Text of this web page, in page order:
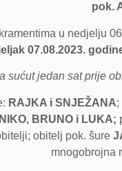
pok.
u nedjelju
07.08.2023.
sućut jedan sat prije
RAJKA i SNJEŽANA;
BRUNO i LUKA;
obitelj pok. šure
mnogobrojna